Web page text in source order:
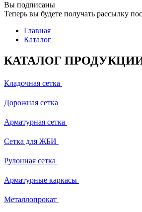
Вы подписаны
Теперь вы будете получать рассылку
Главная
Каталог
КАТАЛОГ ПРОДУКЦИИ
Кладочная сетка
Дорожная сетка
Арматурная сетка
Сетка для ЖБИ
Рулонная сетка
Арматурные каркасы
Металлопрокат